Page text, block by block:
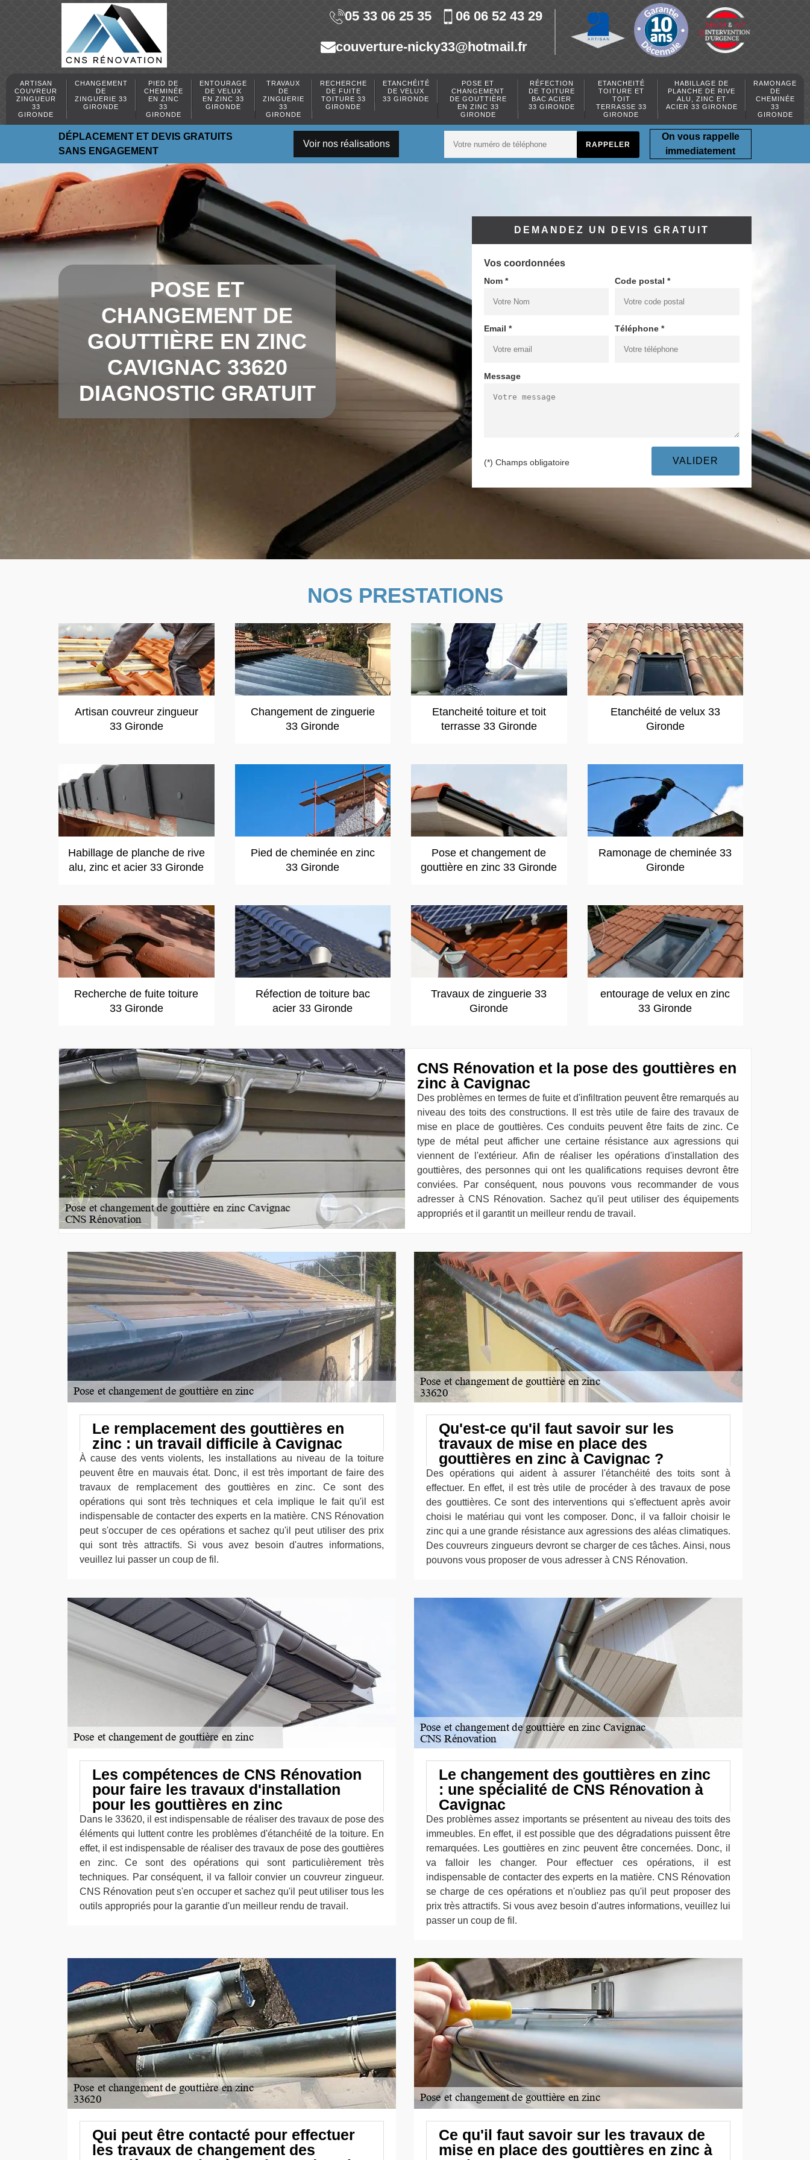
05 33 06 25 35 06 06 52 43 29
couverture-nicky33@hotmail.fr
ARTISAN
COUVREUR
ZINGUEUR
33
GIRONDE
CHANGEMENT
DE
ZINGUERIE 33
GIRONDE
PIED DE
CHEMINÉE
EN ZINC
33
GIRONDE
ENTOURAGE
DE VELUX
EN ZINC 33
GIRONDE
TRAVAUX
DE
ZINGUERIE
33
GIRONDE
RECHERCHE
DE FUITE
TOITURE 33
GIRONDE
ETANCHÉITÉ
DE VELUX
33 GIRONDE
POSE ET
CHANGEMENT
DE GOUTTIÈRE
EN ZINC 33
GIRONDE
RÉFECTION
DE TOITURE
BAC ACIER
33 GIRONDE
ETANCHEITÉ
TOITURE ET
TOIT
TERRASSE 33
GIRONDE
HABILLAGE DE
PLANCHE DE RIVE
ALU, ZINC ET
ACIER 33 GIRONDE
RAMONAGE
DE
CHEMINÉE
33
GIRONDE
DÉPLACEMENT ET DEVIS GRATUITS
SANS ENGAGEMENT
Voir nos réalisations
On vous rappelle
immediatement
POSE ET
CHANGEMENT DE
GOUTTIÈRE EN ZINC
CAVIGNAC 33620
DIAGNOSTIC GRATUIT
DEMANDEZ UN DEVIS GRATUIT
Vos coordonnées
Nom * Code postal *
Email * Téléphone *
Message
(*) Champs obligatoire
NOS PRESTATIONS
Artisan couvreur zingueur
33 Gironde
Changement de zinguerie
33 Gironde
Etancheité toiture et toit
terrasse 33 Gironde
Etanchéité de velux 33
Gironde
Habillage de planche de rive
alu, zinc et acier 33 Gironde
Pied de cheminée en zinc
33 Gironde
Pose et changement de
gouttière en zinc 33 Gironde
Ramonage de cheminée 33
Gironde
Recherche de fuite toiture
33 Gironde
Réfection de toiture bac
acier 33 Gironde
Travaux de zinguerie 33
Gironde
entourage de velux en zinc
33 Gironde
CNS Rénovation et la pose des gouttières en
zinc à Cavignac
Des problèmes en termes de fuite et d'infiltration peuvent être remarqués au
niveau des toits des constructions. Il est très utile de faire des travaux de
mise en place de gouttières. Ces conduits peuvent être faits de zinc. Ce
type de métal peut afficher une certaine résistance aux agressions qui
viennent de l'extérieur. Afin de réaliser les opérations d'installation des
gouttières, des personnes qui ont les qualifications requises devront être
conviées. Par conséquent, nous pouvons vous recommander de vous
adresser à CNS Rénovation. Sachez qu'il peut utiliser des équipements
appropriés et il garantit un meilleur rendu de travail.
Le remplacement des gouttières en
zinc : un travail difficile à Cavignac
À cause des vents violents, les installations au niveau de la toiture
peuvent être en mauvais état. Donc, il est très important de faire des
travaux de remplacement des gouttières en zinc. Ce sont des
opérations qui sont très techniques et cela implique le fait qu'il est
indispensable de contacter des experts en la matière. CNS Rénovation
peut s'occuper de ces opérations et sachez qu'il peut utiliser des prix
qui sont très attractifs. Si vous avez besoin d'autres informations,
veuillez lui passer un coup de fil.
Qu'est-ce qu'il faut savoir sur les
travaux de mise en place des
gouttières en zinc à Cavignac ?
Des opérations qui aident à assurer l'étanchéité des toits sont à
effectuer. En effet, il est très utile de procéder à des travaux de pose
des gouttières. Ce sont des interventions qui s'effectuent après avoir
choisi le matériau qui vont les composer. Donc, il va falloir choisir le
zinc qui a une grande résistance aux agressions des aléas climatiques.
Des couvreurs zingueurs devront se charger de ces tâches. Ainsi, nous
pouvons vous proposer de vous adresser à CNS Rénovation.
Les compétences de CNS Rénovation
pour faire les travaux d'installation
pour les gouttières en zinc
Dans le 33620, il est indispensable de réaliser des travaux de pose des
éléments qui luttent contre les problèmes d'étanchéité de la toiture. En
effet, il est indispensable de réaliser des travaux de pose des gouttières
en zinc. Ce sont des opérations qui sont particulièrement très
techniques. Par conséquent, il va falloir convier un couvreur zingueur.
CNS Rénovation peut s'en occuper et sachez qu'il peut utiliser tous les
outils appropriés pour la garantie d'un meilleur rendu de travail.
Le changement des gouttières en zinc
: une spécialité de CNS Rénovation à
Cavignac
Des problèmes assez importants se présentent au niveau des toits des
immeubles. En effet, il est possible que des dégradations puissent être
remarquées. Les gouttières en zinc peuvent être concernées. Donc, il
va falloir les changer. Pour effectuer ces opérations, il est
indispensable de contacter des experts en la matière. CNS Rénovation
se charge de ces opérations et n'oubliez pas qu'il peut proposer des
prix très attractifs. Si vous avez besoin d'autres informations, veuillez lui
passer un coup de fil.
Qui peut être contacté pour effectuer
les travaux de changement des
Ce qu'il faut savoir sur les travaux de
mise en place des gouttières en zinc à